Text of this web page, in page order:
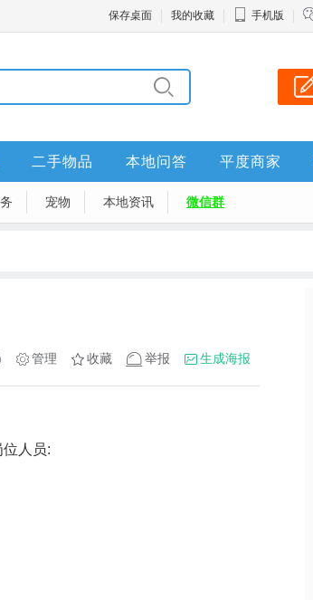
保存桌面 我的收藏 手机版
二手物品 本地问答 平度商家
宠物 本地资讯 微信群
管理 收藏 举报 生成海报
人员: